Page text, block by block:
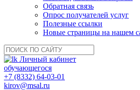
Обратная связь
Опрос получателей услуг
Полезные ссылки
Новые страницы на нашем
Личный кабинет
обучающегося
+7 (8332) 64-03-01
kirov@msal.ru